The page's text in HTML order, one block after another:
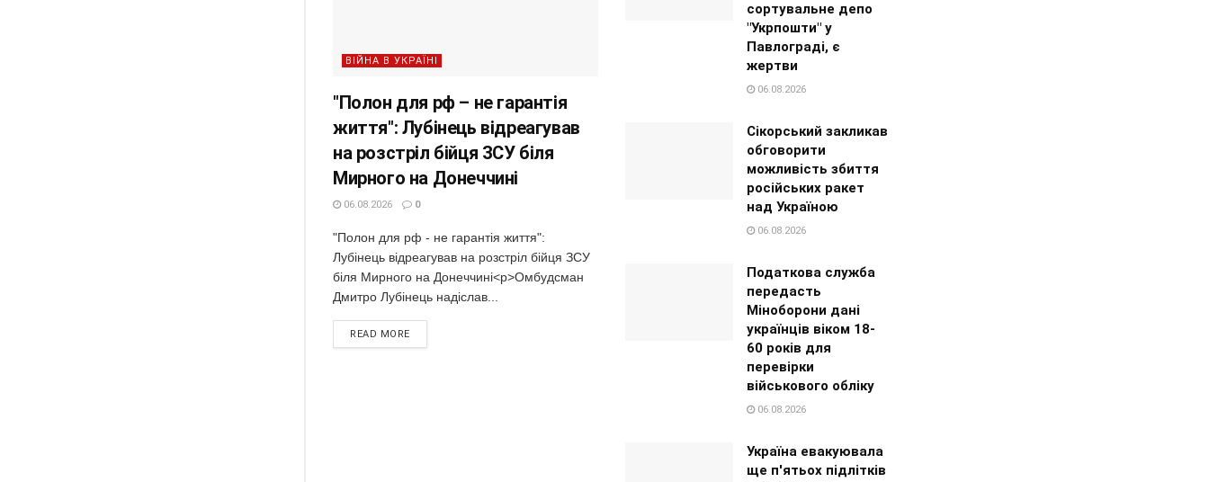
ВІЙНА В УКРАЇНІ
"Полон для рф – не гарантія
життя": Лубінець відреагував
на розстріл бійця ЗСУ біля
Мирного на Донеччині
06.08.2026 0
"Полон для рф - не гарантія життя":
Лубінець відреагував на розстріл бійця ЗСУ
біля Мирного на Донеччині<p>Омбудсман
Дмитро Лубінець надіслав...
READ MORE
сортувальне депо
"Укрпошти" у
Павлограді, є
жертви
06.08.2026
Сікорський закликав
обговорити
можливість збиття
російських ракет
над Україною
06.08.2026
Податкова служба
передасть
Міноборони дані
українців віком 18-
60 років для
перевірки
військового обліку
06.08.2026
Україна евакуювала
ще п'ятьох підлітків